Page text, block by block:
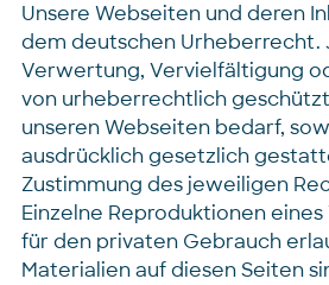
Unsere Webseiten und deren
dem deutschen Urheberrecht.
Verwertung, Vervielfältigung
von urheberrechtlich
unseren Webseiten bedarf,
ausdrücklich gesetzlich
Zustimmung des jeweiligen
Einzelne Reproduktionen eines
für den privaten Gebrauch
Materialien auf diesen Seiten